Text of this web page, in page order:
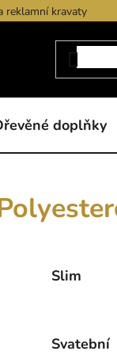
reklamní kravaty
doplňky
Slim
Svatební